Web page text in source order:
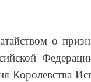
о
Королевства